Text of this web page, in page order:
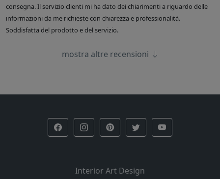
consegna. Il servizio clienti mi ha dato dei chiarimenti a riguardo delle
informazioni da me richieste con chiarezza e professionalità.
Soddisfatta del prodotto e del servizio.
mostra altre recensioni
Interior Art Design